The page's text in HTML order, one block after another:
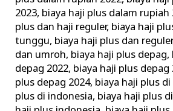
2023, biaya haji plus dalam rupiah
plus dan haji reguler, biaya haji
tunggu, biaya haji plus dan reguler
dan umroh, biaya haji plus depag,
depag 2022, biaya haji plus depag
plus depag 2024, biaya haji plus di
plus di indonesia, biaya haji plus